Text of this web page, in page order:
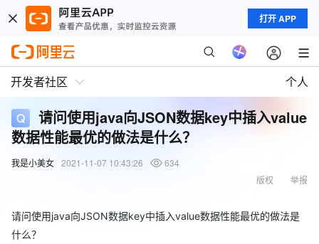
打开 APP
开发者社区 个人
请问使用java向JSON数据key中插入value
数据性能最优的做法是什么？
我是小美女 2021-11-07 10:43:26
634
举报
版权
请问使用java向JSON数据key中插入value数据性能最优的做法是
什么？